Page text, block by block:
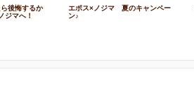
後悔するか
ジマへ！
エポス×ノジマ 夏のキャンペー
ン♪